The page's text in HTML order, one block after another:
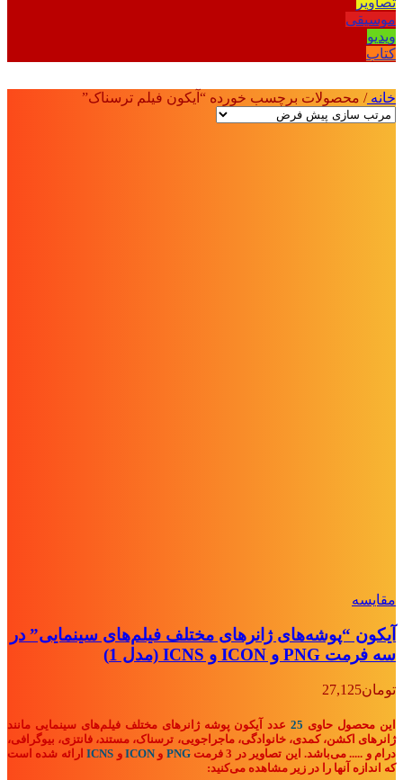
موسیقی
ویدیو
کتاب
خانه/ محصولات برچسب خورده “آیکون فیلم ترسناک”
مقايسه
آیکون “پوشه‌های ژانرهای مختلف فیلم‌های سینمایی” در
سه فرمت PNG و ICON و ICNS (مدل 1)
تومان27,125
این محصول حاوی 25عدد آیکون پوشه ژانرهای مختلف فیلم‌های سینمایی مانند
ژانرهای اکشن، کمدی، خانوادگی، ماجراجویی، ترسناک، مستند، فانتزی، بیوگرافی،
درام و .....می‌باشد. این تصاویر در 3 فرمت PNG وICON و
ارائه شده است
که اندازه آنها را در زیر مشاهده می‌کنید: